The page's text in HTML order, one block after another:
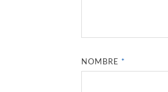
NOMBRE *